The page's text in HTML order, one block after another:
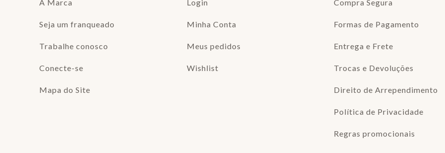
A Marca
Seja um franqueado
Trabalhe conosco
Conecte-se
Mapa do Site
Login
Minha Conta
Meus pedidos
Wishlist
Compra Segura
Formas de Pagamento
Entrega e Frete
Trocas e Devoluções
Direito de Arrependimento
Política de Privacidade
Regras promocionais